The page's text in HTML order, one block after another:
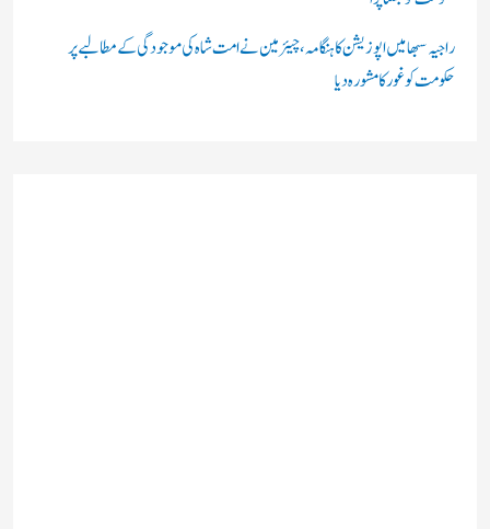
راجیہ سبھا میں اپوزیشن کا ہنگامہ، چیئرمین نے امت شاہ کی موجودگی کے مطالبے پر
حکومت کو غور کا مشورہ دیا